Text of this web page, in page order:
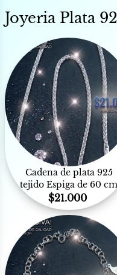
Joyeria Plata
Cadena de plata 925
tejido Espiga de 60 cm
$21.000